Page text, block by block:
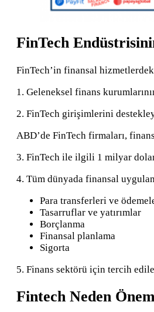
FinTech
FinTech’in finansal
1. Geleneksel finans
2. FinTech girişimlerini
ABD’de FinTech firmaları,
3. FinTech ile ilgili 1 milyar
4. Tüm dünyada finansal
Para transferleri ve
Tasarruflar ve yatırımlar
Borçlanma
Finansal planlama
Sigorta
5. Finans sektörü için tercih
Fintech Neden